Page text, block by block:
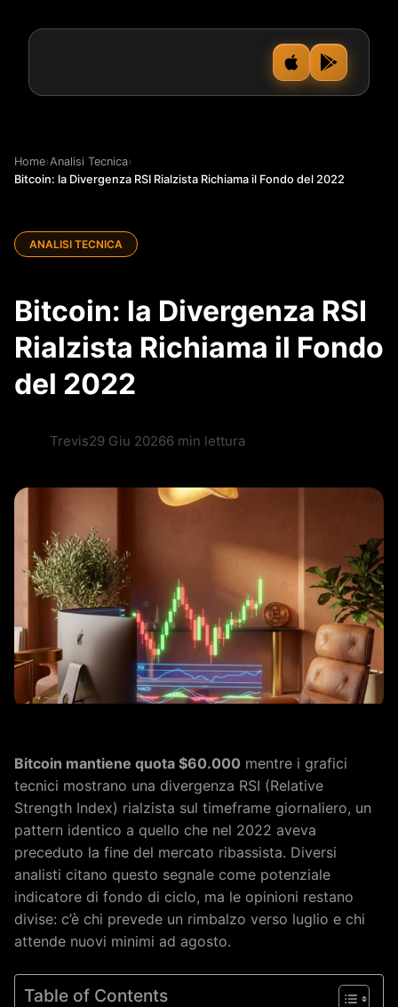
Home›Analisi Tecnica›
Bitcoin: la Divergenza RSI Rialzista Richiama il Fondo del 2022
ANALISI TECNICA
Bitcoin: la Divergenza RSI
Rialzista Richiama il Fondo
del 2022
Trevis29 Giu 20266 min lettura
Bitcoin mantiene quota $60.000 mentre i grafici
tecnici mostrano una divergenza RSI (Relative
Strength Index) rialzista sul timeframe giornaliero, un
pattern identico a quello che nel 2022 aveva
preceduto la fine del mercato ribassista. Diversi
analisti citano questo segnale come potenziale
indicatore di fondo di ciclo, ma le opinioni restano
divise: c’è chi prevede un rimbalzo verso luglio e chi
attende nuovi minimi ad agosto.
Table of Contents